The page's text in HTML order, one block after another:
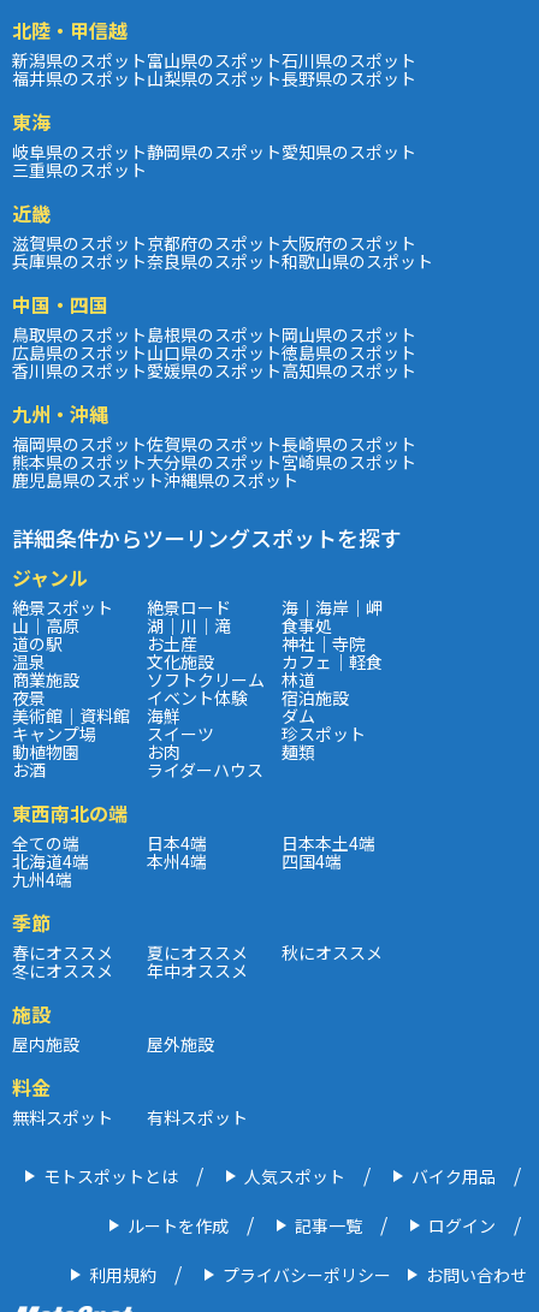
北陸・甲信越
新潟県のスポット富山県のスポット石川県のスポット
福井県のスポット山梨県のスポット長野県のスポット
東海
岐阜県のスポット静岡県のスポット愛知県のスポット
三重県のスポット
近畿
滋賀県のスポット京都府のスポット大阪府のスポット
兵庫県のスポット奈良県のスポット和歌山県のスポット
中国・四国
鳥取県のスポット島根県のスポット岡山県のスポット
広島県のスポット山口県のスポット徳島県のスポット
香川県のスポット愛媛県のスポット高知県のスポット
九州・沖縄
福岡県のスポット佐賀県のスポット長崎県のスポット
熊本県のスポット大分県のスポット宮崎県のスポット
鹿児島県のスポット沖縄県のスポット
詳細条件からツーリングスポットを探す
ジャンル
絶景スポット 絶景ロード 海｜海岸｜岬
山｜高原 湖｜川｜滝 食事処
道の駅 お土産 神社｜寺院
温泉 文化施設 カフェ｜軽食
商業施設 ソフトクリーム 林道
夜景 イベント体験 宿泊施設
美術館｜資料館 海鮮 ダム
キャンプ場 スイーツ 珍スポット
動植物園 お肉 麺類
お酒 ライダーハウス
東西南北の端
全ての端 日本4端 日本本土4端
北海道4端 本州4端 四国4端
九州4端
季節
春にオススメ 夏にオススメ 秋にオススメ
冬にオススメ 年中オススメ
施設
屋内施設 屋外施設
料金
無料スポット 有料スポット
モトスポットとは 人気スポット バイク用品
ルートを作成 記事一覧 ログイン
利用規約 プライバシーポリシー
お問い合わせ